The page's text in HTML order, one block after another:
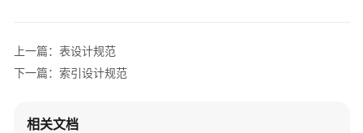
计
规
上一篇：表设计规范
下一篇：索引设计规范
相关文档